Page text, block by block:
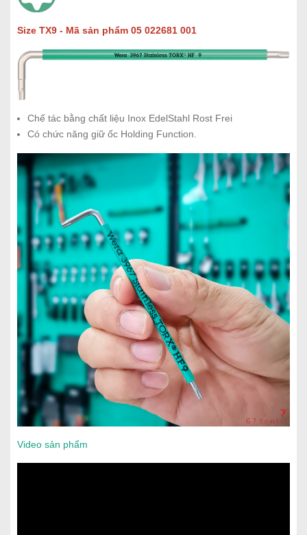
Size TX9 - Mã sản phẩm 05 022681 001
Chế tác bằng chất liệu Inox EdelStahl Rost Frei
Có chức năng giữ ốc Holding Function.
Video sản phẩm